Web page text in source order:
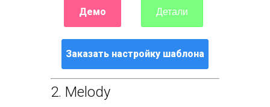
Демо Детали
Заказать настройку шаблона
2. Melody